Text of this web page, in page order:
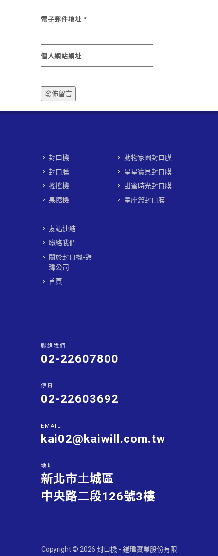
電子郵件地址 *
個人網站網址
封口機
封口膜
搖搖機
果糖機
動物家園封口膜
星星寶貝封口膜
甜蜜時光封口膜
星座篇封口膜
友站連結
聯絡我們
關於封口機-鎧
瑋公司
首頁
聯絡我們:
02-22607800
傳真:
02-22603692
EMAIL:
kai02@kaiwill.com.tw
地址:
新北市土城區
中央路二段126號3樓
Copyright © 2026 封口機 - 鎧瑋實業股份有限